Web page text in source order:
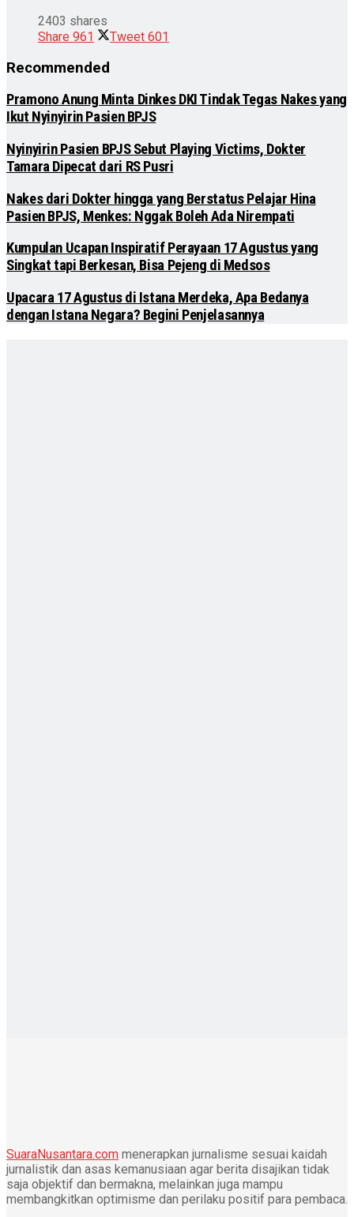
2403 shares
Share 961 Tweet 601
Recommended
Pramono Anung Minta Dinkes DKI Tindak Tegas Nakes yang
Ikut Nyinyirin Pasien BPJS
Nyinyirin Pasien BPJS Sebut Playing Victims, Dokter
Tamara Dipecat dari RS Pusri
Nakes dari Dokter hingga yang Berstatus Pelajar Hina
Pasien BPJS, Menkes: Nggak Boleh Ada Nirempati
Kumpulan Ucapan Inspiratif Perayaan 17 Agustus yang
Singkat tapi Berkesan, Bisa Pejeng di Medsos
Upacara 17 Agustus di Istana Merdeka, Apa Bedanya
dengan Istana Negara? Begini Penjelasannya
SuaraNusantara.com menerapkan jurnalisme sesuai kaidah
jurnalistik dan asas kemanusiaan agar berita disajikan tidak
saja objektif dan bermakna, melainkan juga mampu
membangkitkan optimisme dan perilaku positif para pembaca.